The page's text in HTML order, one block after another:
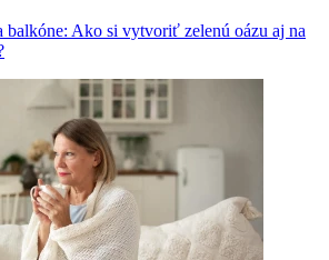
balkóne: Ako si vytvoriť zelenú oázu aj na